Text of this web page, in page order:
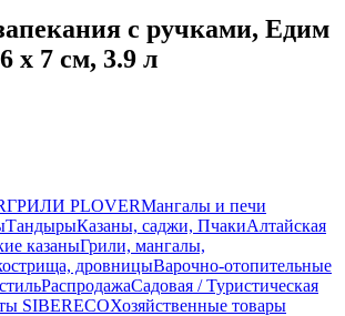
с ручками, Едим
x 7 см, 3.9 л
ГРИЛИ PLOVERМангалы и печи
ТандырыКазаны, саджи, ПчакиАлтайская
казаныГрили, мангалы,
дровницыВарочно-отопительные
РаспродажаСадовая / Туристическая
SIBERECOХозяйственные товары